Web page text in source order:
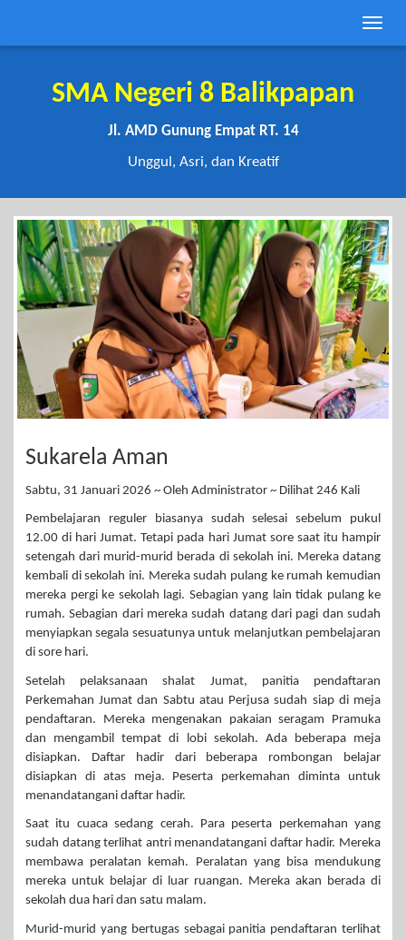
Toggle
SMA Negeri 8 Balikpapan
Jl. AMD Gunung Empat RT. 14
Unggul, Asri, dan Kreatif
Sukarela Aman
Sabtu, 31 Januari 2026 ~ Oleh Administrator ~ Dilihat 246 Kali
Pembelajaran reguler biasanya sudah selesai sebelum pukul
12.00 di hari Jumat. Tetapi pada hari Jumat sore saat itu hampir
setengah dari murid-murid berada di sekolah ini. Mereka datang
kembali di sekolah ini. Mereka sudah pulang ke rumah kemudian
mereka pergi ke sekolah lagi. Sebagian yang lain tidak pulang ke
rumah. Sebagian dari mereka sudah datang dari pagi dan sudah
menyiapkan segala sesuatunya untuk melanjutkan pembelajaran
di sore hari.
Setelah pelaksanaan shalat Jumat, panitia pendaftaran
Perkemahan Jumat dan Sabtu atau Perjusa sudah siap di meja
pendaftaran. Mereka mengenakan pakaian seragam Pramuka
dan mengambil tempat di lobi sekolah. Ada beberapa meja
disiapkan. Daftar hadir dari beberapa rombongan belajar
disiapkan di atas meja. Peserta perkemahan diminta untuk
menandatangani daftar hadir.
Saat itu cuaca sedang cerah. Para peserta perkemahan yang
sudah datang terlihat antri menandatangani daftar hadir. Mereka
membawa peralatan kemah. Peralatan yang bisa mendukung
mereka untuk belajar di luar ruangan. Mereka akan berada di
sekolah dua hari dan satu malam.
Murid-murid yang bertugas sebagai panitia pendaftaran terlihat